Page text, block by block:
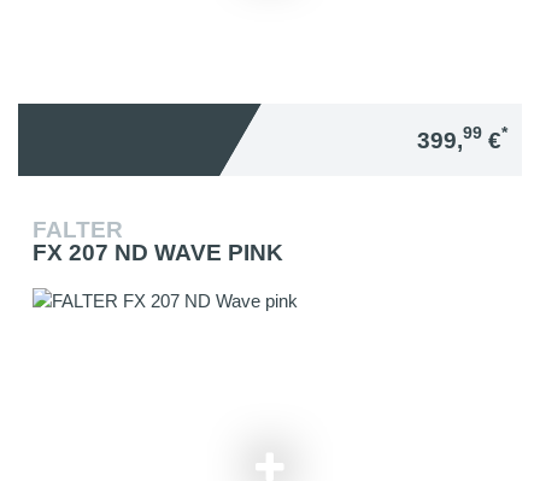
399,99 €*
FALTER
FX 207 ND WAVE PINK